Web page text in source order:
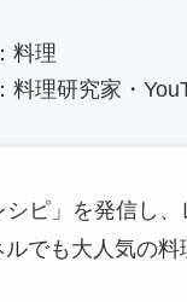
理
理研究家・
ピ」を発信し、
でも大人気の料